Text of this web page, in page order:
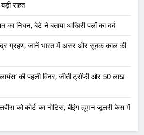
राहत
का निधन, बेटे ने बताया आखिरी पलों का दर्द
ग्रहण, जानें भारत में असर और सूतक काल की
की पहली विनर, जीती ट्रॉफी और 50 लाख
को कोर्ट का नोटिस, बीइंग ह्यूमन जूलरी केस में